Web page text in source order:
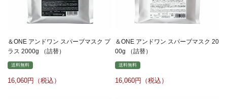
＆ONE アンドワン スパーブマスク プ
ラス 2000g （詰替）
送料無料
16,060
＆ONE アンドワン スパーブマスク 20
00g （詰替）
送料無料
16,060